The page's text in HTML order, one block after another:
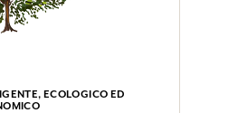
ECOLOGICO ED